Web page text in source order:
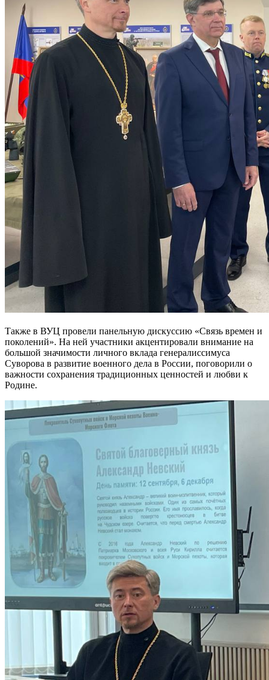
Также в ВУЦ провели панельную дискуссию «Связь времен и
поколений». На ней участники акцентировали внимание на
большой значимости личного вклада генералиссимуса
Суворова в развитие военного дела в России, поговорили о
важности сохранения традиционных ценностей и любви к
Родине.